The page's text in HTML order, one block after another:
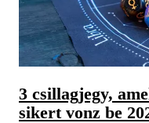
3 csillagjegy,
sikert vonz be